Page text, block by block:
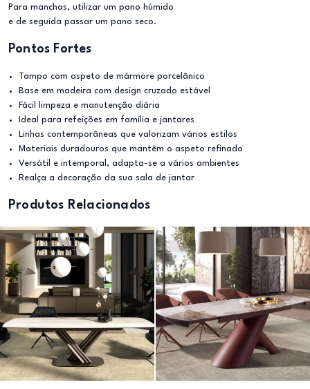
Para manchas, utilizar um pano húmido
e de seguida passar um pano seco.
Pontos Fortes
Tampo com aspeto de mármore porcelânico
Base em madeira com design cruzado estável
Fácil limpeza e manutenção diária
Ideal para refeições em família e jantares
Linhas contemporâneas que valorizam vários estilos
Materiais duradouros que mantêm o aspeto refinado
Versátil e intemporal, adapta-se a vários ambientes
Realça a decoração da sua sala de jantar
Produtos Relacionados